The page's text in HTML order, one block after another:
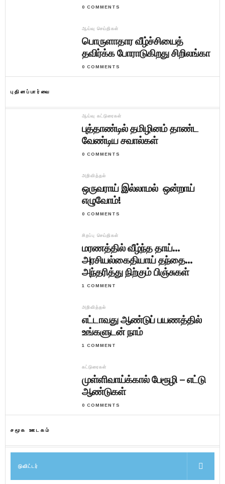
0 COMMENTS
ஆய்வு செய்திகள்
பொருளாதார வீழ்ச்சியைத்
தவிர்க்க போராடுகிறது சிறிலங்கா
0 COMMENTS
புதினப்பார்வை
ஆய்வு கட்டுரைகள்
புத்தாண்டில் தமிழினம் தாண்ட
வேண்டிய சவால்கள்
0 COMMENTS
அறிவித்தல்
ஒருவராய் இல்லாமல் ஒன்றாய்
எழுவோம்!
0 COMMENTS
சிறப்பு செய்திகள்
மரணத்தில் வீழ்ந்த தாய்…
அரசியல்கைதியாய் தந்தை…
அந்தரித்து நிற்கும் பிஞ்சுகள்
1 COMMENT
அறிவித்தல்
எட்டாவது ஆண்டுப் பயணத்தில்
உங்களுடன் நாம்
1 COMMENT
கட்டுரைகள்
முள்ளிவாய்க்கால் பேரூழி – எட்டு
ஆண்டுகள்
0 COMMENTS
சமூக ஊடகம்
டுவிட்டர்